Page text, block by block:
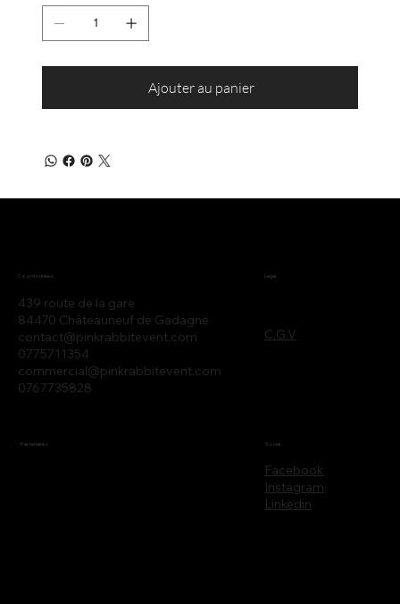
Ajouter au panier
439 route de la gare
84470 Châteauneuf de Gadagne
contact@pinkrabbitevent.com
0775711354
commercial@pinkrabbitevent.com
0767735828
Coordonnées
C.G.V
Legal
Partenaires
Facebook
Instagram
Linkedin
Social